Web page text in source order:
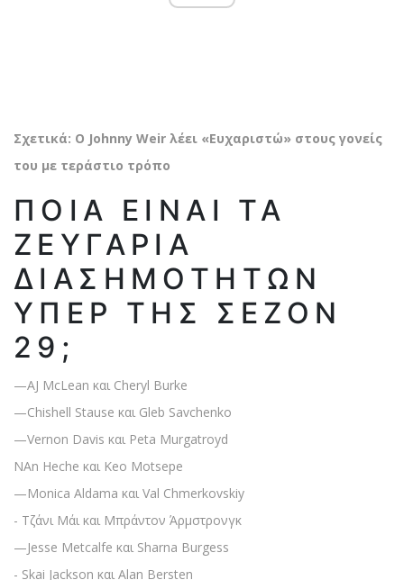
Σχετικά: Ο Johnny Weir λέει «Ευχαριστώ» στους γονείς
του με τεράστιο τρόπο
ΠΟΙΑ ΕΊΝΑΙ ΤΑ
ΖΕΥΓΆΡΙΑ
ΔΙΑΣΗΜΟΤΉΤΩΝ
ΥΠΈΡ ΤΗΣ ΣΕΖΌΝ
29;
—AJ McLean και Cheryl Burke
—Chishell Stause και Gleb Savchenko
—Vernon Davis και Peta Murgatroyd
NAn Heche και Keo Motsepe
—Monica Aldama και Val Chmerkovskiy
- Τζάνι Μάι και Μπράντον Άρμστρονγκ
—Jesse Metcalfe και Sharna Burgess
- Skai Jackson και Alan Bersten